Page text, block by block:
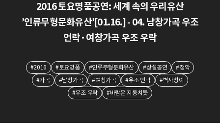
2016 토요명품공연: 세계 속의 우리유산
’인류무형문화유산’[01.16.] - 04. 남창가곡 우조
언락·여창가곡 우조 우락
#2016 #토요명품 #인류무형문화유산 #상설공연
#정악
#가곡
#남창가곡 #여창가곡 #우조 언락
#벽사창이
#우조 우락
#바람은 지동치듯